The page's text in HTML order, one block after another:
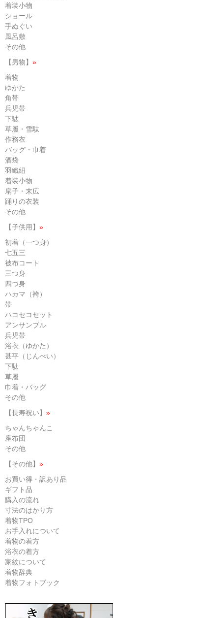
着装小物
ショール
手ぬぐい
風呂敷
その他
【男物】 »
着物
ゆかた
角帯
兵児帯
下駄
草履・雪駄
作務衣
バッグ・巾着
酒袋
羽織紐
着装小物
扇子・末広
踊りの衣装
その他
【子供用】 »
初着（一つ身）
七五三
被布コート
三つ身
四つ身
ハカマ（袴）
帯
ハコセコセット
アンサンブル
兵児帯
浴衣（ゆかた）
甚平（じんべい）
下駄
草履
巾着・バッグ
その他
【長寿祝い】 »
ちゃんちゃんこ
座布団
その他
【その他】 »
お買い得・訳あり品
ギフト品
購入の流れ
寸法のはかり方
着物TPO
お手入れについて
着物の着方
浴衣の着方
家紋について
着物辞典
着物フォトブック